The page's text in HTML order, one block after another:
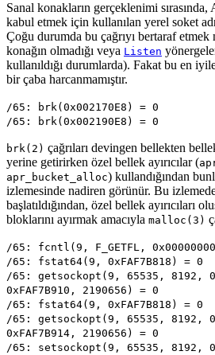
Sanal konakların gerçeklenimi sırasında,
kabul etmek için kullanılan yerel soket
Çoğu durumda bu çağrıyı bertaraf
konağın olmadığı veya Listen
kullanıldığı durumlarda). Fakat bu en
bir çaba harcanmamıştır.
/65: brk(0x002170E8) = 0
/65: brk(0x002190E8) = 0
brk(2) çağrıları devingen bellekten
yerine getirirken özel bellek ayırıcılar (
apr_bucket_alloc) kullandığından
izlemesinde nadiren görünür. Bu
başlatıldığından, özel bellek ayırıcıları
bloklarını ayırmak amacıyla malloc(3)
/65: fcntl(9, F_GETFL,
/65: fstat64(9, 0xFAF7B818) = 0
/65: getsockopt(9, 65535, 8192,
0xFAF7B910, 2190656) = 0
/65: fstat64(9, 0xFAF7B818) = 0
/65: getsockopt(9, 65535, 8192,
0xFAF7B914, 2190656) = 0
/65: setsockopt(9, 65535, 8192,